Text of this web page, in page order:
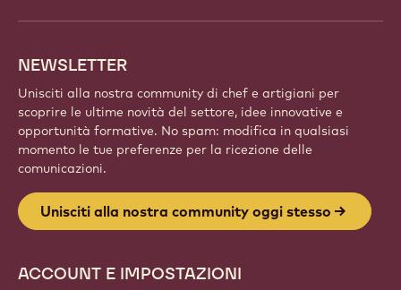
NEWSLETTER
Unisciti alla nostra community di chef e artigiani per
scoprire le ultime novità del settore, idee innovative e
opportunità formative. No spam: modifica in qualsiasi
momento le tue preferenze per la ricezione delle
comunicazioni.
Unisciti alla nostra community oggi stesso
ACCOUNT E IMPOSTAZIONI